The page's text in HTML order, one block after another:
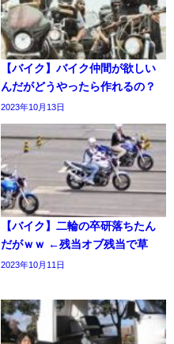
【バイク】バイク仲間が欲しい
んだがどうやったら作れるの？
2023年10月13日
【バイク】二輪の卒研落ちたん
だがｗｗ ←残当オブ残当で草
2023年10月11日